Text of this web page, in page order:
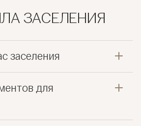
ЗАСЕЛЕНИЯ
заселения
для